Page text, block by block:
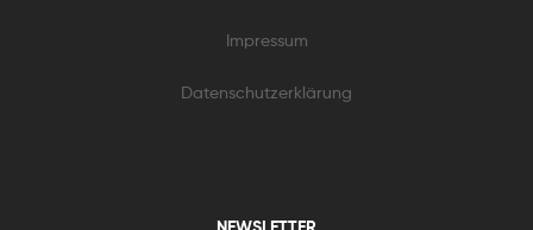
Impressum
Datenschutzerklärung